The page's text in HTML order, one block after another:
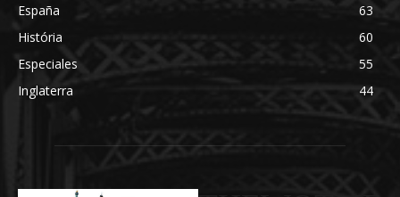
España
63
História
60
Especiales
55
Inglaterra
44